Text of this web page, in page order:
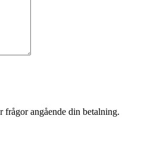
frågor angående din betalning.